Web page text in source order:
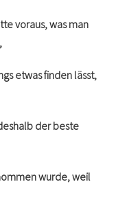
voraus, was man
etwas finden lässt,
der beste
wurde, weil